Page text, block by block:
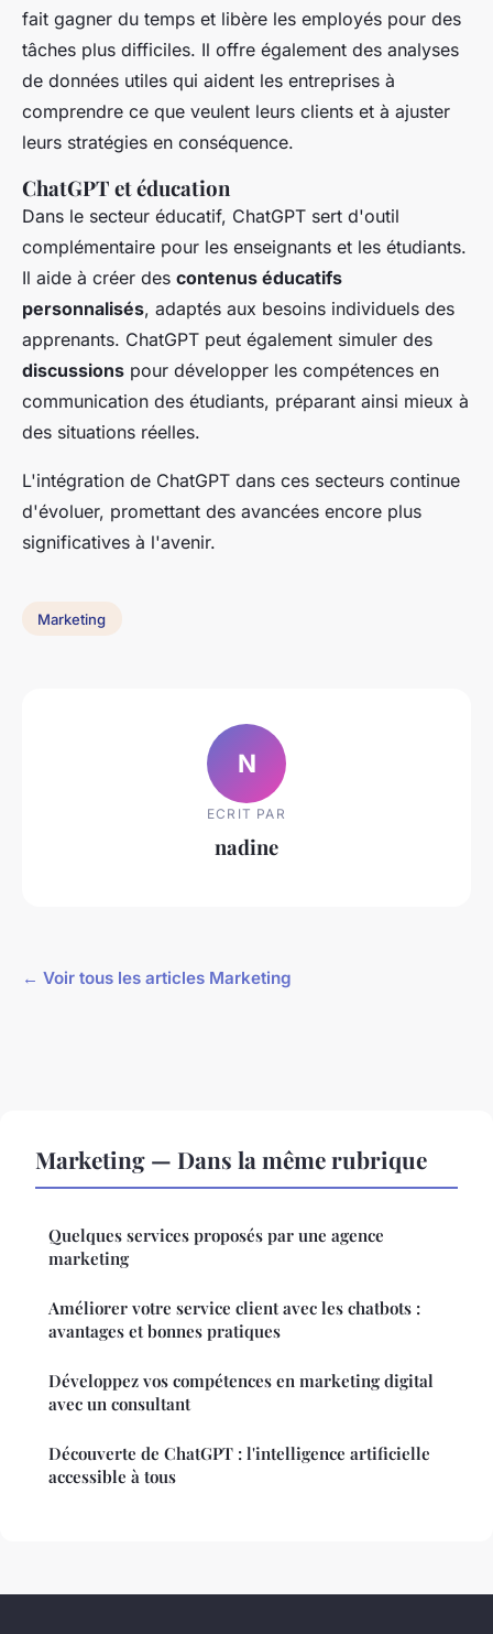
fait gagner du temps et libère les employés pour des
tâches plus difficiles. Il offre également des analyses
de données utiles qui aident les entreprises à
comprendre ce que veulent leurs clients et à ajuster
leurs stratégies en conséquence.
ChatGPT et éducation
Dans le secteur éducatif, ChatGPT sert d'outil
complémentaire pour les enseignants et les étudiants.
Il aide à créer des contenus éducatifs
personnalisés, adaptés aux besoins individuels des
apprenants. ChatGPT peut également simuler des
discussions pour développer les compétences en
communication des étudiants, préparant ainsi mieux à
des situations réelles.
L'intégration de ChatGPT dans ces secteurs continue
d'évoluer, promettant des avancées encore plus
significatives à l'avenir.
Marketing
N
ECRIT PAR
nadine
← Voir tous les articles Marketing
Marketing — Dans la même rubrique
Quelques services proposés par une agence
marketing
Améliorer votre service client avec les chatbots :
avantages et bonnes pratiques
Développez vos compétences en marketing digital
avec un consultant
Découverte de ChatGPT : l'intelligence artificielle
accessible à tous